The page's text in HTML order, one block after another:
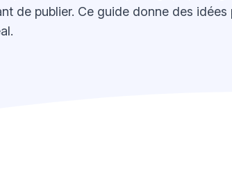
de publier. Ce guide donne des idées